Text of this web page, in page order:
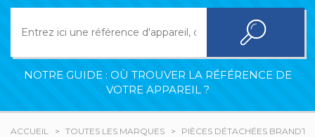
NOTRE GUIDE : OÙ TROUVER LA RÉFÉRENCE DE
VOTRE APPAREIL ?
ACCUEIL TOUTES LES MARQUES PIÈCES DÉTACHÉES BRANDT